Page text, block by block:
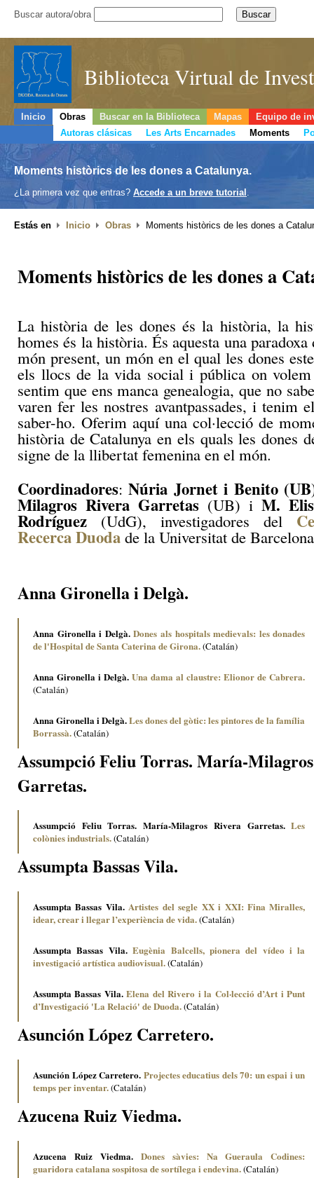
Buscar autora/obra
Biblioteca Virtual de
Inicio Obras Buscar en la Biblioteca Mapas
Equipo de
Autoras clásicas
Les Arts Encarnades Moments
Moments històrics de les dones a Catalunya.
¿La primera vez que entras? Accede a un breve tutorial .
Estás en Inicio Obras Moments històrics de les dones a
Moments històrics de les dones a
La història de les dones és la història, la
homes és la història. És aquesta una paradoxa
món present, un món en el qual les dones
els llocs de la vida social i pública on
sentim que ens manca genealogia, que no
varen fer les nostres avantpassades, i tenim
saber-ho. Oferim aquí una col·lecció de
història de Catalunya en els quals les dones
signe de la llibertat femenina en el món.
Coordinadores:Núria Jornet i Benito
Milagros Rivera Garretas (UB) iM.
Rodríguez (UdG), investigadores del
Recerca Duoda de la Universitat de
Anna Gironella i Delgà.
Anna Gironella i Delgà.Dones als hospitals medievals: les donades
de l'Hospital de Santa Caterina de Girona.(Catalán)
Anna Gironella i Delgà.Una dama al claustre: Elionor de Cabrera.
(Catalán)
Anna Gironella i Delgà.Les dones del gòtic: les pintores de la família
Borrassà.(Catalán)
Assumpció Feliu Torras. María-
Garretas.
Assumpció Feliu Torras. María-Milagros Rivera Garretas.Les
colònies industrials.(Catalán)
Assumpta Bassas Vila.
Assumpta Bassas Vila.Artistes del segle XX i XXI: Fina Miralles,
idear, crear i llegar l’experiència de vida.(Catalán)
Assumpta Bassas Vila.Eugènia Balcells, pionera del vídeo i la
investigació artística audiovisual.(Catalán)
Assumpta Bassas Vila.Elena del Rivero i la Col·lecció d’Art i Punt
d’Investigació 'La Relació' de Duoda.(Catalán)
Asunción López Carretero.
Asunción López Carretero. Projectes educatius dels 70: un espai i un
temps per inventar.(Catalán)
Azucena Ruiz Viedma.
Azucena Ruiz Viedma. Dones sàvies: Na Gueraula Codines:
guaridora catalana sospitosa de sortílega i endevina.(Catalán)